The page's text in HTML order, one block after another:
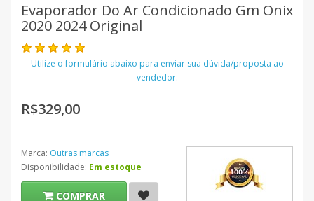
Evaporador Do Ar Condicionado Gm Onix
2020 2024 Original
Utilize o formulário abaixo para enviar sua dúvida/proposta ao
vendedor:
R$329,00
Marca: Outras marcas
Disponibilidade: Em estoque
COMPRAR